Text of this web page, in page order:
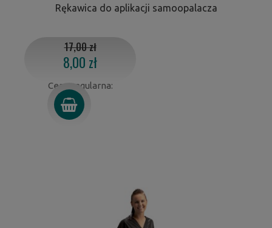
Rękawica do aplikacji samoopalacza
8,00 zł
Cena regularna:
17,00 zł